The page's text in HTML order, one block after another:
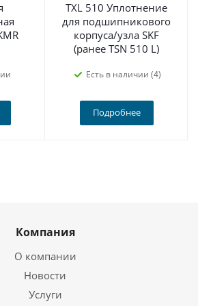
TXL 510 Уплотнение
для подшипникового
корпуса/узла SKF
(ранее TSN 510 L)
Есть в наличии (4)
Подробнее
Компания
О компании
Новости
Услуги